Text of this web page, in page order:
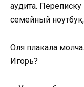
аудита.
семейный
Оля плакала
Игорь?